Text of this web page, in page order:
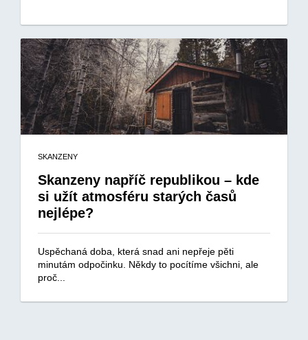
SKANZENY
Skanzeny napříč republikou – kde
si užít atmosféru starých časů
nejlépe?
Uspěchaná doba, která snad ani nepřeje pěti
minutám odpočinku. Někdy to pocítíme všichni, ale
proč...